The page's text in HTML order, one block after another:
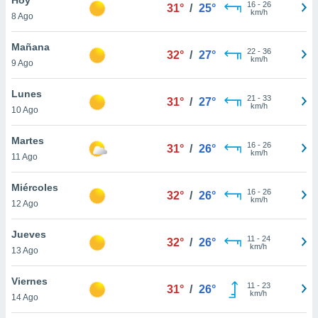
y
en
más
de
8 Ago
31° / 25° 16- 26
km/h
Mañana
9 Ago
32° / 27° 22- 36
km/h
Lunes
10 Ago
31° / 27° 21 - 33
km/h
Martes
11 Ago
31° / 26° 16- 26
km/h
Miércoles
12 Ago
32° / 26° 16- 26
km/h
Jueves
13 Ago
32° / 26° 11 - 24
km/h
Viernes
14 Ago
31° / 26° 11 - 23
km/h